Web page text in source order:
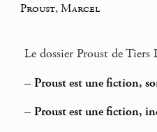
Proust, Marcel
Le dossier Proust de Tiers
– Proust est une fiction,
– Proust est une fiction,